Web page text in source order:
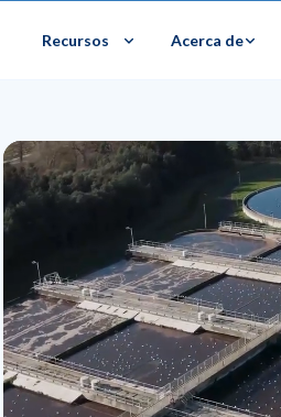
Recursos Acerca de